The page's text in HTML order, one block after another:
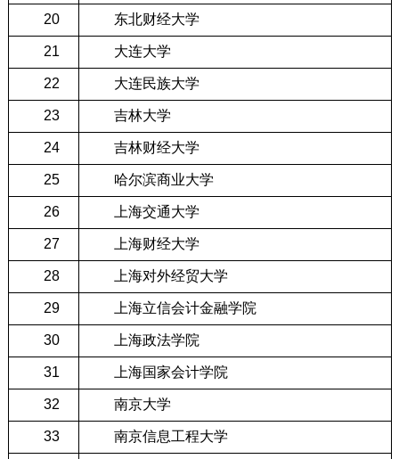
20 东北财经大学
21 大连大学
22 大连民族大学
23 吉林大学
24 吉林财经大学
25 哈尔滨商业大学
26 上海交通大学
27 上海财经大学
28 上海对外经贸大学
29 上海立信会计金融学院
30 上海政法学院
31 上海国家会计学院
32 南京大学
33 南京信息工程大学